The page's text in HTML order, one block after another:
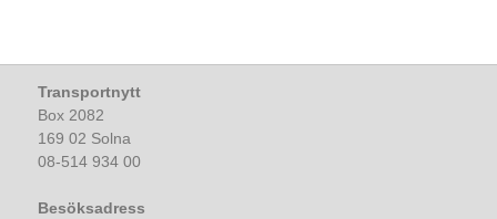
Transportnytt
Box 2082
169 02 Solna
08-514 934 00
Besöksadress